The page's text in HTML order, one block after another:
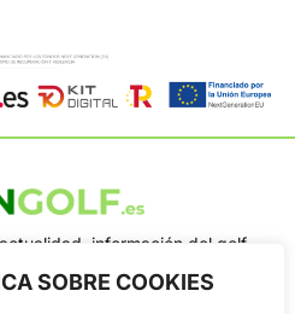
SOBRE COOKIES
información del golf
en directo, vídeos, noticias,
Ryder Cup, DP World Tour, LPGA